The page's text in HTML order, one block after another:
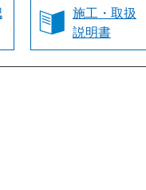
施工・取扱
説明書